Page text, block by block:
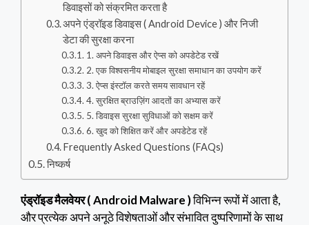
डिवाइसों को संक्रमित करता है
अपने एंड्रॉइड डिवाइस ( Android Device ) और निजी
डेटा की सुरक्षा करना
1. अपने डिवाइस और ऐप्स को अपडेटेड रखें
2. एक विश्वसनीय मोबाइल सुरक्षा समाधान का उपयोग करें
3. ऐप्स इंस्टॉल करते समय सावधान रहें
4. सुरक्षित ब्राउज़िंग आदतों का अभ्यास करें
5. डिवाइस सुरक्षा सुविधाओं को सक्षम करें
6. खुद को शिक्षित करें और अपडेटेड रहें
Frequently Asked Questions (FAQs)
निष्कर्ष
एंड्रॉइड मैलवेयर ( Android Malware )विभिन्न रूपों में आता है,
और प्रत्येक अपने अनूठे विशेषताओं और संभावित दुष्परिणामों के साथ